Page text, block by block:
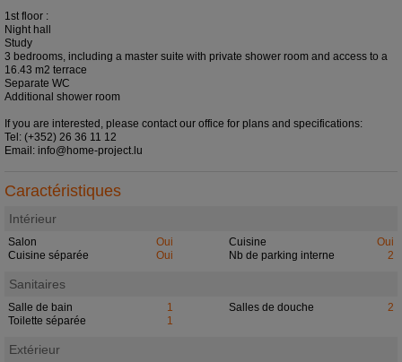
1st floor :
Night hall
Study
3 bedrooms, including a master suite with private shower room and access to a
16.43 m2 terrace
Separate WC
Additional shower room
If you are interested, please contact our office for plans and specifications:
Tel: (+352) 26 36 11 12
Email: info@home-project.lu
Caractéristiques
Intérieur
Salon Oui Cuisine
Oui
Cuisine séparée
Oui Nb de parking interne 2
Sanitaires
Salle de bain 1 Salles de douche
2
Toilette séparée
1
Extérieur